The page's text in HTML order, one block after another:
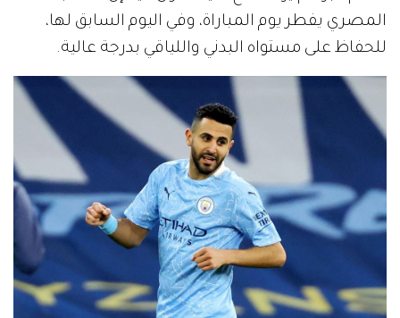
المصري يفطر يوم المباراة، وفي اليوم السابق لها،
للحفاظ على مستواه البدني واللياقي بدرجة عالية.